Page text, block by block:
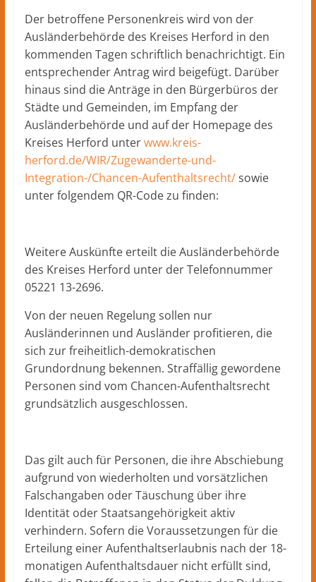
Der betroffene Personenkreis wird von der
Ausländerbehörde des Kreises Herford in den
kommenden Tagen schriftlich benachrichtigt. Ein
entsprechender Antrag wird beigefügt. Darüber
hinaus sind die Anträge in den Bürgerbüros der
Städte und Gemeinden, im Empfang der
Ausländerbehörde und auf der Homepage des
Kreises Herford unterwww.kreis-
herford.de/WIR/Zugewanderte-und-
Integration-/Chancen-Aufenthaltsrecht/sowie
unter folgendem QR-Code zu finden:
Weitere Auskünfte erteilt die Ausländerbehörde
des Kreises Herford unter der Telefonnummer
05221 13-2696.
Von der neuen Regelung sollen nur
Ausländerinnen und Ausländer profitieren, die
sich zur freiheitlich-demokratischen
Grundordnung bekennen. Straffällig gewordene
Personen sind vom Chancen-Aufenthaltsrecht
grundsätzlich ausgeschlossen.
Das gilt auch für Personen, die ihre Abschiebung
aufgrund von wiederholten und vorsätzlichen
Falschangaben oder Täuschung über ihre
Identität oder Staatsangehörigkeit aktiv
verhindern. Sofern die Voraussetzungen für die
Erteilung einer Aufenthaltserlaubnis nach der 18-
monatigen Aufenthaltsdauer nicht erfüllt sind,